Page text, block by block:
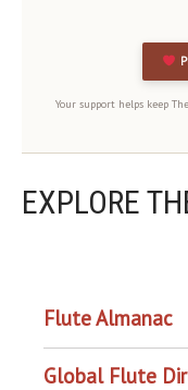
Your support helps keep
EXPLORE
Flute Almanac
Global Flute